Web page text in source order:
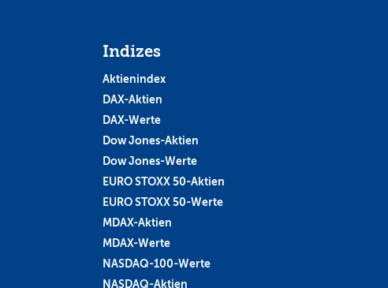
Indizes
Aktienindex
DAX-Aktien
DAX-Werte
Dow Jones-Aktien
Dow Jones-Werte
EURO STOXX 50-Aktien
EURO STOXX 50-Werte
MDAX-Aktien
MDAX-Werte
NASDAQ-100-Werte
NASDAQ-Aktien